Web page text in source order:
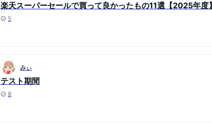
楽天スーパーセールで買って良かったもの11選【2025年度】
5
みぃ
テスト期間
8